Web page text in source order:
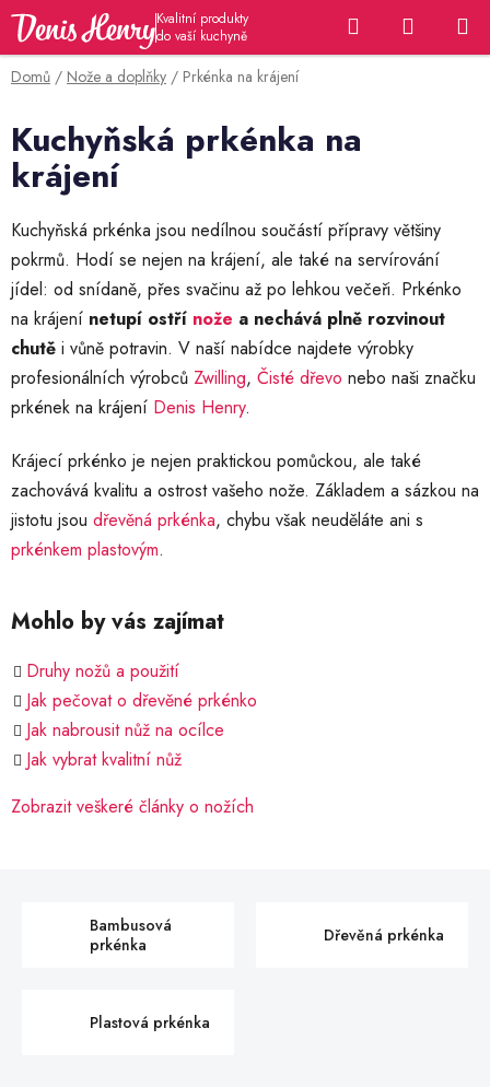
Přejít
obsah
Hledat
KOŠÍK
Domů / Nože a doplňky / Prkénka na krájení
Kuchyňská prkénka na
krájení
Kuchyňská prkénka jsou nedílnou součástí přípravy většiny
pokrmů. Hodí se nejen na krájení, ale také na servírování
jídel: od snídaně, přes svačinu až po lehkou večeři. Prkénko
na krájení netupí ostří nože a nechává plně rozvinout
chutě i vůně potravin. V naší nabídce najdete výrobky
profesionálních výrobců Zwilling, Čisté dřevo nebo naši značku
prkének na krájení Denis Henry.
Krájecí prkénko je nejen praktickou pomůckou, ale také
zachovává kvalitu a ostrost vašeho nože. Základem a sázkou na
jistotu jsou dřevěná prkénka, chybu však neuděláte ani s
prkénkem plastovým.
Mohlo by vás zajímat
Druhy nožů a použití
Jak pečovat o dřevěné prkénko
Jak nabrousit nůž na ocílce
Jak vybrat kvalitní nůž
Zobrazit veškeré články o nožích
Bambusová
prkénka
Dřevěná prkénka
Plastová prkénka